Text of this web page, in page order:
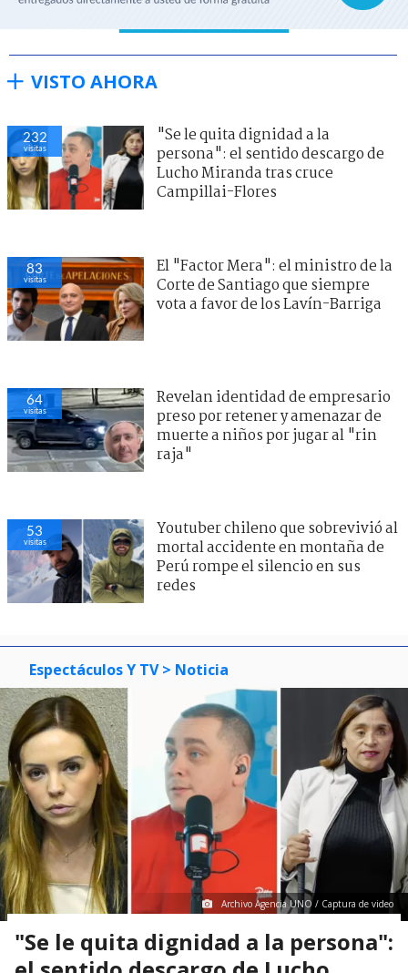
VISTO AHORA
232
visitas
"Se le quita dignidad a la
persona": el sentido descargo de
Lucho Miranda tras cruce
Campillai-Flores
83
visitas
El "Factor Mera": el ministro de la
Corte de Santiago que siempre
vota a favor de los Lavín-Barriga
64
visitas
Revelan identidad de empresario
preso por retener y amenazar de
muerte a niños por jugar al "rin
raja"
53
visitas
Youtuber chileno que sobrevivió al
mortal accidente en montaña de
Perú rompe el silencio en sus
redes
Espectáculos Y TV > Noticia
Archivo Agencia UNO / Captura de video
"Se le quita dignidad a la persona":